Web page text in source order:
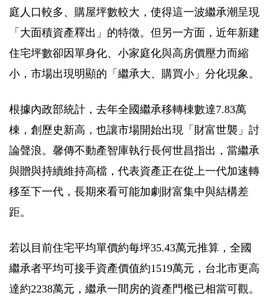
庭人口較多、購屋坪數較大，使得這一波繼承潮呈現
「大面積資產釋出」的特徵。但另一方面，近年新建
住宅坪數卻因單身化、小家庭化與高房價壓力而縮
小，市場出現明顯的「繼承大、購買小」分化現象。
根據內政部統計，去年全國繼承移轉棟數達7.83萬
棟，創歷史新高，也讓市場開始出現「財富世襲」討
論聲浪。馨傳不動產智庫執行長何世昌指出，當繼承
與贈與持續維持高檔，代表資產正在從上一代加速轉
移至下一代，長期來看可能加劇財富集中與結構差
距。
若以目前住宅平均單價約每坪35.43萬元推算，全國
繼承者平均可接手資產價值約1519萬元，台北市更高
達約2238萬元，繼承一間房的資產門檻已相當可觀。